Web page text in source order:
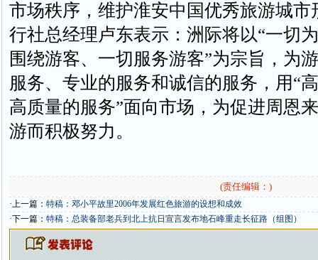
市场秩序，维护淮安中国优秀旅游城市
行社总经理卢东表示：洲际将以“一切
围绕游客、一切服务游客”为宗旨，为
服务、专业的服务和诚信的服务，用“
高质量的服务”面向市场，为促进周恩
游而积极努力。
(责任编辑：)
·上一篇： 特稿：邓小平故里2006年发展红色旅游的设想和成效
·下一篇： 特稿：总装备部老兵到北上抗日宣言发布地石峰重走长征路（组图）